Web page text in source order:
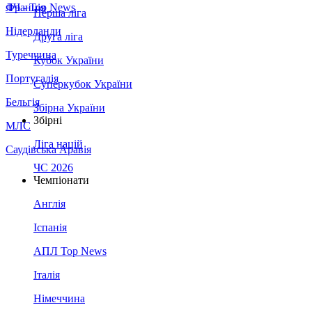
Франція
Нідерланди
Туреччина
Португалія
Бельгія
МЛС
Саудівська Аравія
ЛЧ - Top News
Перша ліга
Друга ліга
Кубок України
Суперкубок України
Збірна України
Збірні
Ліга націй
ЧС 2026
Чемпіонати
Англія
Іспанія
АПЛ Top News
Італія
Німеччина